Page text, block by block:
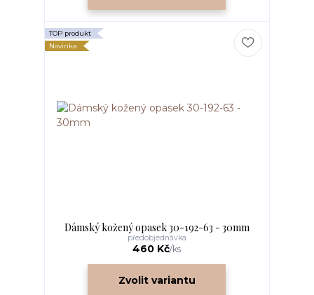
TOP produkt
Novinka
Dámský kožený opasek 30-192-63 - 30mm
460 Kč/ks
předobjednávka
Zvolit variantu